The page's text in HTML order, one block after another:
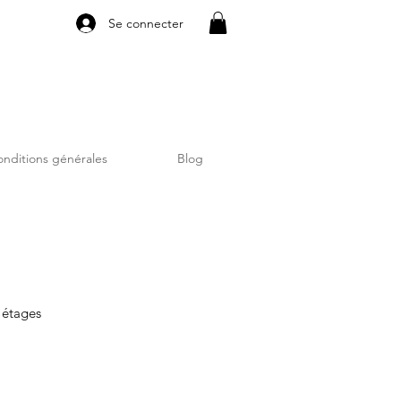
Se connecter
générales Blog